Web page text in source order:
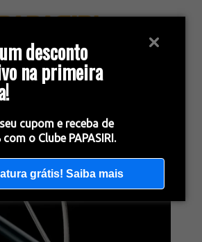
desconto
na primeira
cupom e receba de
o Clube PAPASIRI.
grátis! Saiba mais